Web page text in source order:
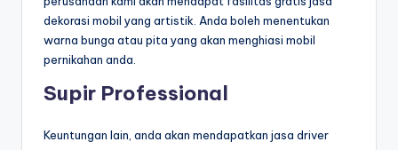
dekorasi mobil yang artistik. Anda boleh menentukan
warna bunga atau pita yang akan menghiasi mobil
pernikahan anda.
Supir Professional
Keuntungan lain, anda akan mendapatkan jasa driver